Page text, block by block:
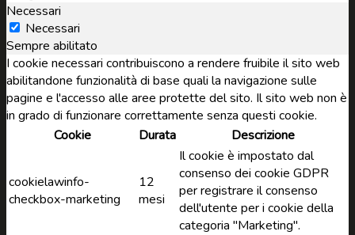
Necessari
Necessari
Sempre abilitato
I cookie necessari contribuiscono a rendere fruibile il sito web
abilitandone funzionalità di base quali la navigazione sulle
pagine e l'accesso alle aree protette del sito. Il sito web non è
in grado di funzionare correttamente senza questi cookie.
Cookie
Durata Descrizione
cookielawinfo-
checkbox-marketing
12
mesi
Il cookie è impostato dal
consenso dei cookie GDPR
per registrare il consenso
dell'utente per i cookie della
categoria "Marketing".